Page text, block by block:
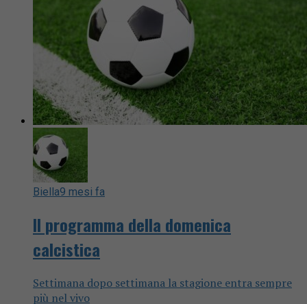
Biella9 mesi fa
Il programma della domenica
calcistica
Settimana dopo settimana la stagione entra sempre
più nel vivo